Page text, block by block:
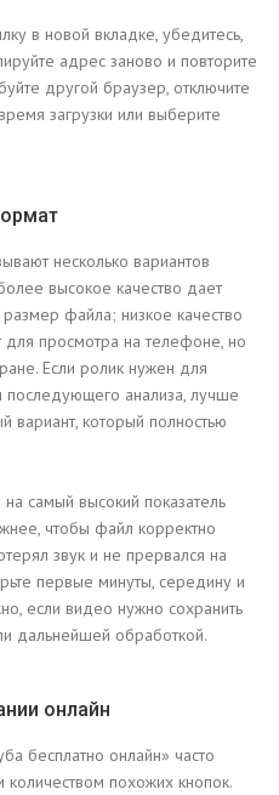
в новой вкладке, убедитесь,
адрес заново и повторите
другой браузер, отключите
загрузки или выберите
несколько вариантов
высокое качество дает
файла; низкое качество
для просмотра на телефоне, но
Если ролик нужен для
последующего анализа, лучше
вариант, который полностью
на самый высокий показатель
чтобы файл корректно
звук и не прервался на
первые минуты, середину и
если видео нужно сохранить
дальнейшей обработкой.
онлайн
бесплатно онлайн» часто
похожих кнопок.